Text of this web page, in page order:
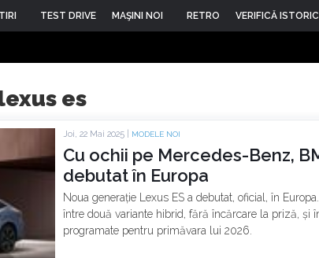
TEST DRIVE MAŞINI NOI RETRO VERIFICĂ
es
Joi, 22 Mai 2025 | MODELE NOI
Cu ochii pe Mercedes-Benz,
debutat în Europa
Noua generație Lexus ES a debutat, oficial, în
între două variante hibrid, fără încărcare la priză, și
programate pentru primăvara lui 2026.